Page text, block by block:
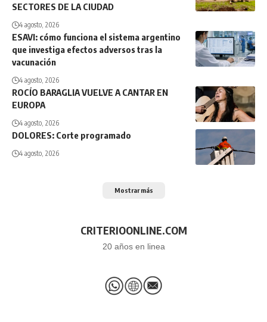
SECTORES DE LA CIUDAD
4 agosto, 2026
ESAVI: cómo funciona el sistema argentino
que investiga efectos adversos tras la
vacunación
4 agosto, 2026
ROCÍO BARAGLIA VUELVE A CANTAR EN
EUROPA
4 agosto, 2026
DOLORES: Corte programado
4 agosto, 2026
Mostrar más
CRITERIOONLINE.COM
20 años en linea